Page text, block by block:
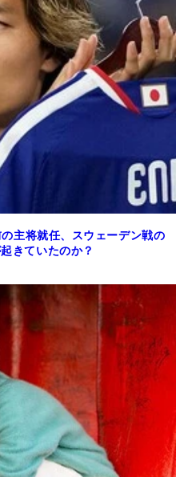
主将就任、スウェーデン戦の
きていたのか？